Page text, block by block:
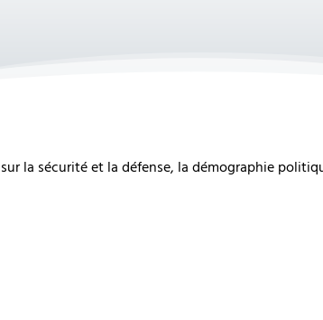
la sécurité et la défense, la démographie